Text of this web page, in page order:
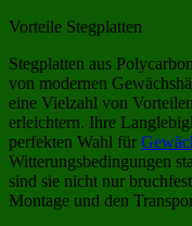
Vorteile Stegplatten
Stegplatten aus
von modernen
eine Vielzahl von
erleichtern. Ihre
perfekten Wahl für
Witterungsbedingungen
sind sie nicht nur
Montage und den